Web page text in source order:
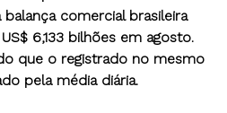
comercial brasileira
6,133 bilhões em agosto.
que o registrado no mesmo
pela média diária.